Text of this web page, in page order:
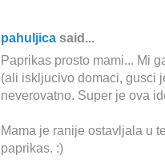
pahuljica said...
Paprikas prosto mami... Mi
(ali iskljucivo domaci, gusci
neverovatno. Super je ova
Mama je ranije ostavljala u
paprikas. :)